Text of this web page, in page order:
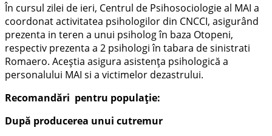
În cursul zilei de ieri, Centrul de Psihosociologie al MAI a
coordonat activitatea psihologilor din CNCCI, asigurând
prezenta in teren a unui psiholog în baza Otopeni,
respectiv prezenta a 2 psihologi în tabara de sinistrati
Romaero. Aceștia asigura asistența psihologică a
personalului MAI si a victimelor dezastrului.
Recomandări pentru populație:
După producerea unui cutremur